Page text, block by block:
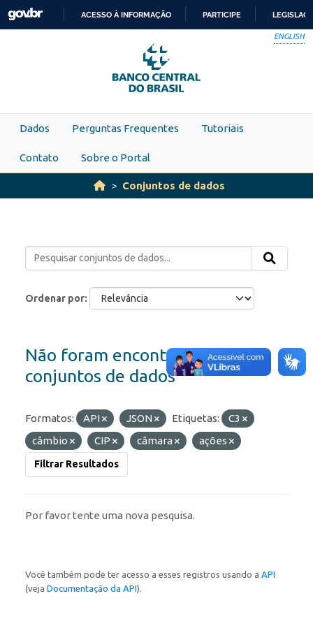
Skip to main content
PARA
O
CONTEÚDO
ACESSO À INFORMAÇÃO PARTICIPE
ENGLISH
Dados Perguntas Frequentes Tutoriais
Contato Sobre o Portal
Conjuntos de dados
Ordenar por
Não foram encontrados
conjuntos de dados
Formatos: API JSON Etiquetas:
C3
câmbio
CIP câmara ações
Filtrar Resultados
Por favor tente uma nova pesquisa.
Você também pode ter acesso a esses registros usando a API
(veja Documentação da API).